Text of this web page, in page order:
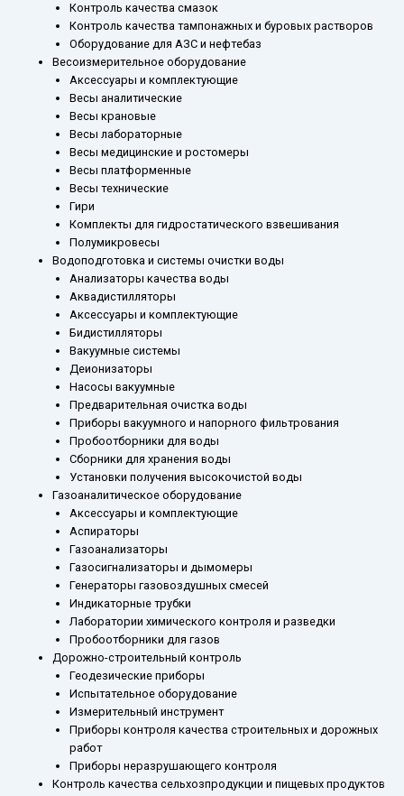
Контроль качества смазок
Контроль качества тампонажных и буровых растворов
Оборудование для АЗС и нефтебаз
Весоизмерительное оборудование
Аксессуары и комплектующие
Весы аналитические
Весы крановые
Весы лабораторные
Весы медицинские и ростомеры
Весы платформенные
Весы технические
Гири
Комплекты для гидростатического взвешивания
Полумикровесы
Водоподготовка и системы очистки воды
Анализаторы качества воды
Аквадистилляторы
Аксессуары и комплектующие
Бидистилляторы
Вакуумные системы
Деионизаторы
Насосы вакуумные
Предварительная очистка воды
Приборы вакуумного и напорного фильтрования
Пробоотборники для воды
Сборники для хранения воды
Установки получения высокочистой воды
Газоаналитическое оборудование
Аксессуары и комплектующие
Аспираторы
Газоанализаторы
Газосигнализаторы и дымомеры
Генераторы газовоздушных смесей
Индикаторные трубки
Лаборатории химического контроля и разведки
Пробоотборники для газов
Дорожно-строительный контроль
Геодезические приборы
Испытательное оборудование
Измерительный инструмент
Приборы контроля качества строительных и дорожных
работ
Приборы неразрушающего контроля
Контроль качества сельхозпродукции и пищевых продуктов